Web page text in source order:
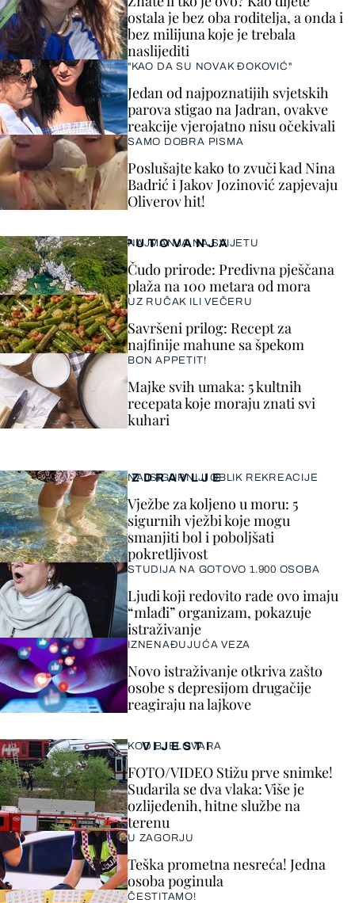
VIJESTI
KOD BJELOVARA
FOTO/VIDEO Stižu prve snimke!
Sudarila se dva vlaka: Više je
ozlijeđenih, hitne službe na
terenu
U ZAGORJU
Teška prometna nesreća! Jedna
osoba poginula
ČESTITAMO!
ostala je bez oba roditelja, a onda i
bez milijuna koje je trebala
naslijediti
"KAO DA SU NOVAK ĐOKOVIĆ"
Jedan od najpoznatijih svjetskih
parova stigao na Jadran, ovakve
reakcije vjerojatno nisu očekivali
SAMO DOBRA PISMA
Poslušajte kako to zvuči kad Nina
Badrić i Jakov Jozinović zapjevaju
Oliverov hit!
ZDRAVLJE
NAJSIGURNIJI OBLIK REKREACIJE
Vježbe za koljeno u moru: 5
sigurnih vježbi koje mogu
smanjiti bol i poboljšati
pokretljivost
STUDIJA NA GOTOVO 1.900 OSOBA
Ljudi koji redovito rade ovo imaju
“mlađi” organizam, pokazuje
istraživanje
IZNENAĐUJUĆA VEZA
Novo istraživanje otkriva zašto
osobe s depresijom drugačije
reagiraju na lajkove
PUTOVANJA
NAJMANJA NA SVIJETU
Čudo prirode: Predivna pješčana
plaža na 100 metara od mora
UZ RUČAK ILI VEČERU
Savršeni prilog: Recept za
najfinije mahune sa špekom
BON APPETIT!
Majke svih umaka: 5 kultnih
recepata koje moraju znati svi
kuhari